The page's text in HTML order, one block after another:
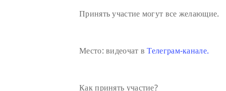
Принять участие могут все желающие.
Место: видеочат вТелеграм-канале.
Как принять участие?